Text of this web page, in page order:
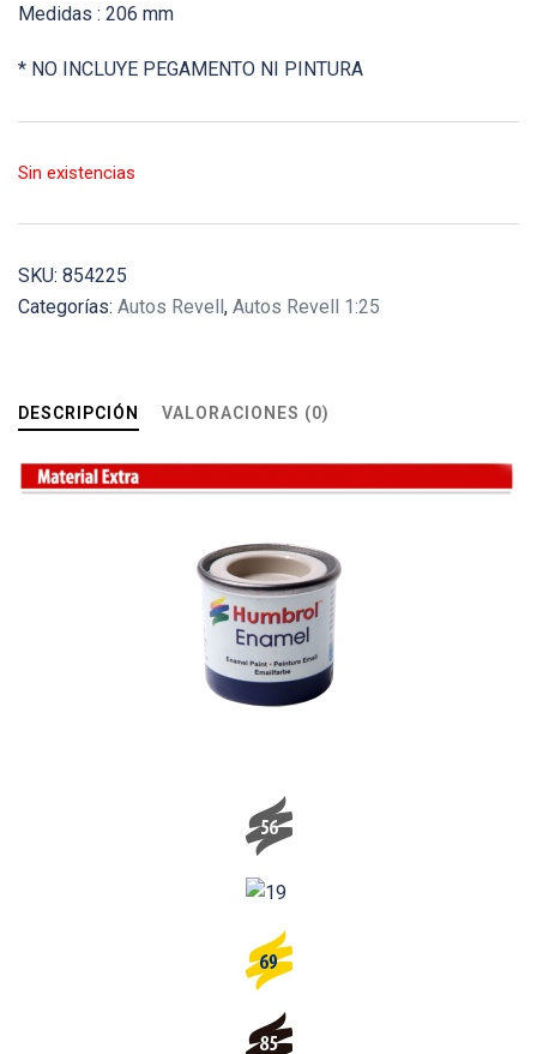
Medidas : 206 mm
* NO INCLUYE PEGAMENTO NI PINTURA
Sin existencias
SKU: 854225
Categorías: Autos Revell, Autos Revell 1:25
DESCRIPCIÓN VALORACIONES (0)